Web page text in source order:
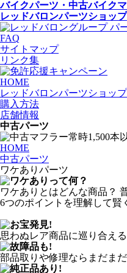
バイクパーツ・中古バイク
レッドバロンパーツショップ
FAQ
サイトマップ
リンク集
HOME
レッドバロンパーツショッ
購入方法
店舗情報
中古パーツ
HOME
中古パーツ
ワケありパーツ
ワケありとはどんな商品？
6つのポイントを理解して賢
思わぬレア商品に巡り合える
部品取りや修理ならまだまだ